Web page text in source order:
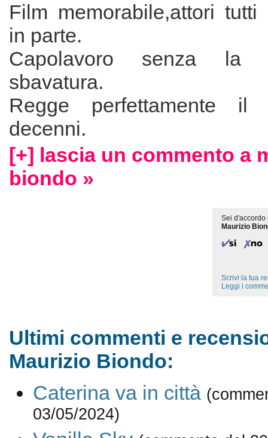
Film memorabile,attori tutti
in parte.
Capolavoro senza la
sbavatura.
Regge perfettamente il
decenni.
[+] lascia un commento a
biondo »
Sei d'accordo
Maurizio
Scrivi la tua
Leggi i
Ultimi commenti e
Maurizio Biondo:
Caterina va in città
03/05/2024)